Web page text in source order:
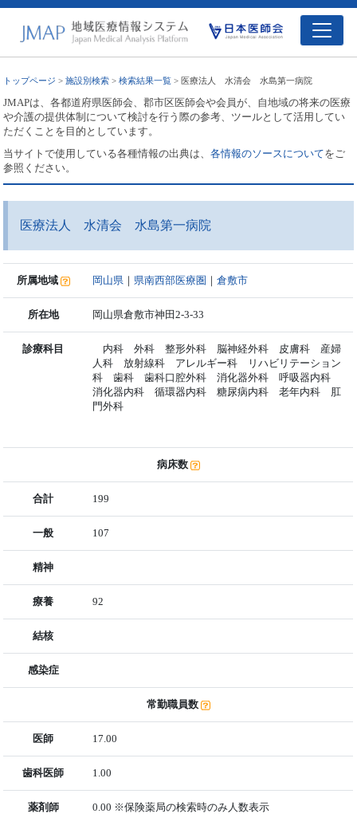
トップページ >施設別検索 >検索結果一覧 > 医療法人 水清会 水島第一病院
JMAPは、各都道府県医師会、郡市区医師会や会員が、自地域の将来の医療
や介護の提供体制について検討を行う際の参考、ツールとして活用してい
ただくことを目的としています。
当サイトで使用している各種情報の出典は、各情報のソースについてをご
参照ください。
医療法人 水清会 水島第一病院
所属地域 岡山県 ｜ 県南西部医療圏 ｜倉敷市
所在地 岡山県倉敷市神田2-3-33
診療科目
内科 外科 整形外科 脳神経外科 皮膚科 産婦
人科 放射線科 アレルギー科 リハビリテーション
科 歯科 歯科口腔外科 消化器外科 呼吸器内科
消化器内科 循環器内科 糖尿病内科 老年内科 肛
門外科
病床数
合計 199
一般 107
精神
療養 92
結核
感染症
常勤職員数
医師 17.00
歯科医師 1.00
薬剤師 0.00 ※保険薬局の検索時のみ人数表示